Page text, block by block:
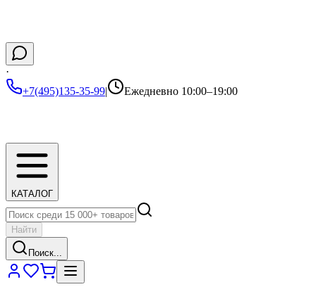
·
+7(495)135-35-99| Ежедневно 10:00–19:00
КАТАЛОГ
Найти
Поиск...